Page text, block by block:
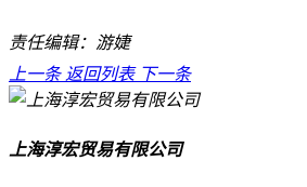
责任编辑：游婕
上一条返回列表 下一条
上海淳宏贸易有限公司